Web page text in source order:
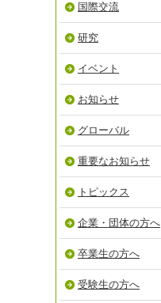
国際交流
研究
イベント
お知らせ
グローバル
重要なお知らせ
トピックス
企業・団体の方へ
卒業生の方へ
受験生の方へ